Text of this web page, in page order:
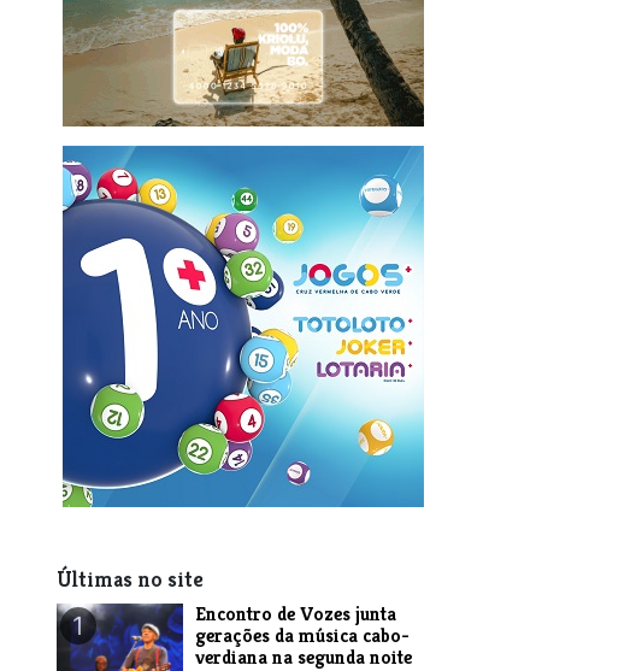
Últimas no site
1
Encontro de Vozes junta
gerações da música cabo-
verdiana na segunda noite